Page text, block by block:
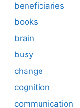
beneficiaries
books
brain
busy
change
cognition
communication